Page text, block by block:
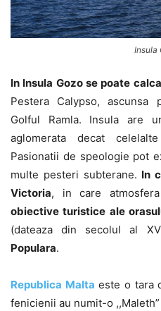
Insula
In Insula Gozo se poate
Pestera Calypso, ascunsa
Golful Ramla. Insula are
aglomerata decat
Pasionatii de speologie pot
multe pesteri subterane. In
Victoria, in care
obiective turistice ale
(dateaza din secolul al
Populara.
Republica Malta este o tara
fenicienii au numit-o